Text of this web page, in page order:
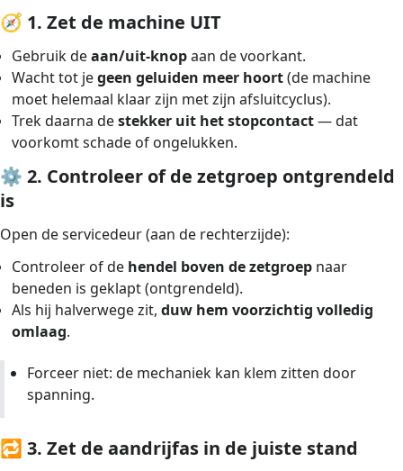
🧭 1. Zet de machine UIT
Gebruik deaan/uit-knopaan de voorkant.
Wacht tot jegeen geluiden meer hoort(de machine
moet helemaal klaar zijn met zijn afsluitcyclus).
Trek daarna destekker uit het stopcontact— dat
voorkomt schade of ongelukken.
⚙️ 2. Controleer of de zetgroep ontgrendeld
is
Open de servicedeur (aan de rechterzijde):
Controleer of de hendel boven de zetgroep naar
beneden is geklapt (ontgrendeld).
Als hij halverwege zit,duw hem voorzichtig volledig
omlaag.
Forceer niet: de mechaniek kan klem zitten door
spanning.
🔁 3. Zet de aandrijfas in de juiste stand